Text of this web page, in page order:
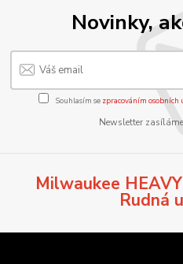
Novinky,
Souhlasím se zpracováním osobních
Newsletter
Milwaukee
Rudná